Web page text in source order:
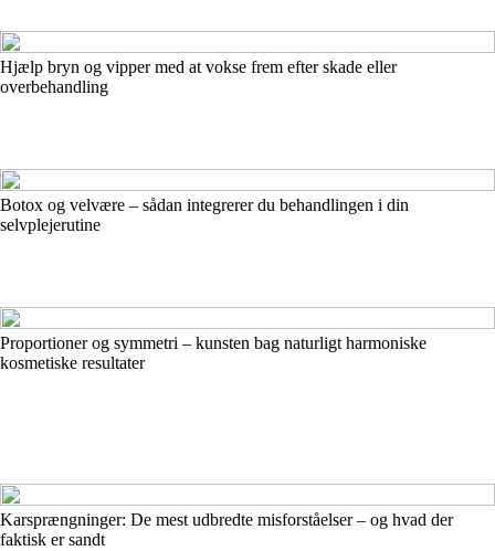
Hjælp bryn og vipper med at vokse frem efter skade eller
overbehandling
Botox og velvære – sådan integrerer du behandlingen i din
selvplejerutine
Proportioner og symmetri – kunsten bag naturligt harmoniske
kosmetiske resultater
Karsprængninger: De mest udbredte misforståelser – og hvad der
faktisk er sandt